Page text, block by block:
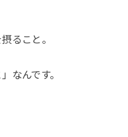
ること。
なんです。